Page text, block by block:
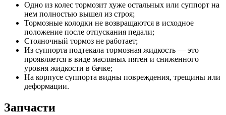
Одно из колес тормозит хуже остальных или суппорт на
нем полностью вышел из строя;
Тормозные колодки не возвращаются в исходное
положение после отпускания педали;
Стояночный тормоз не работает;
Из суппорта подтекала тормозная жидкость — это
проявляется в виде масляных пятен и сниженного
уровня жидкости в бачке;
На корпусе суппорта видны повреждения, трещины или
деформации.
Запчасти